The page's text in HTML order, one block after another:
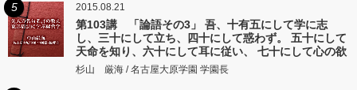
5 2015.08.21
第103講 「論語その3」 吾、十有五にして学に志
し、三十にして立ち、四十にして惑わず。 五十にして
天命を知り、六十にして耳に従い、 七十にして心の欲
するところに従いて矩をこえず。
杉山 厳海 / 名古屋大原学園 学園長